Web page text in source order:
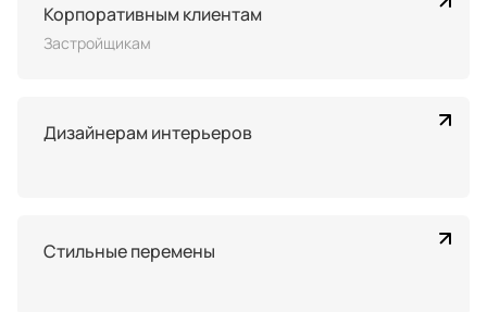
Корпоративным клиентам
Застройщикам
Дизайнерам интерьеров
Стильные перемены